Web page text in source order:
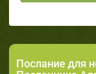
Послание для